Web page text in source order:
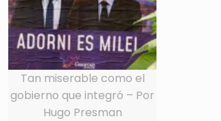
Tan miserable como el
gobierno que integró – Por
Hugo Presman